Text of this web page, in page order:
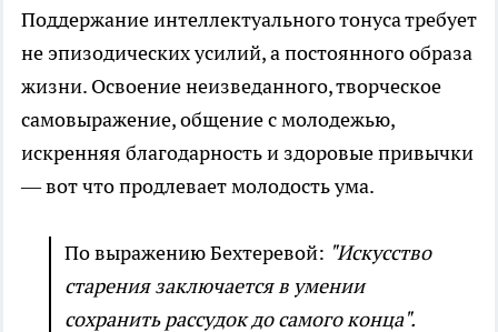
Поддержание интеллектуального тонуса требует
не эпизодических усилий, а постоянного образа
жизни. Освоение неизведанного, творческое
самовыражение, общение с молодежью,
искренняя благодарность и здоровые привычки
— вот что продлевает молодость ума.
По выражению Бехтеревой: "Искусство
старения заключается в умении
сохранить рассудок до самого конца".